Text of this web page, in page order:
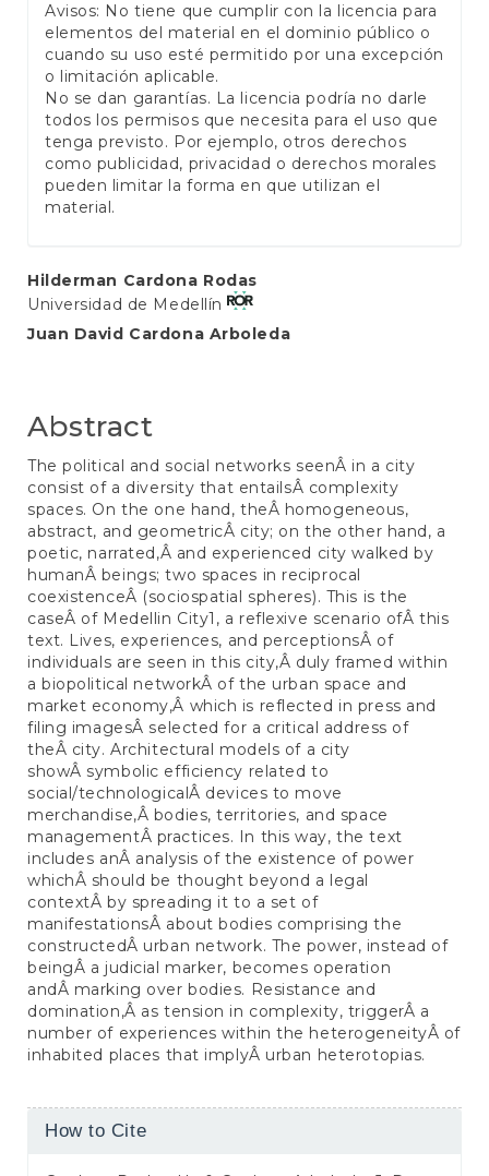
Avisos: No tiene que cumplir con la licencia para
elementos del material en el dominio público o
cuando su uso esté permitido por una excepción
o limitación aplicable.
No se dan garantías. La licencia podría no darle
todos los permisos que necesita para el uso que
tenga previsto. Por ejemplo, otros derechos
como publicidad, privacidad o derechos morales
pueden limitar la forma en que utilizan el
material.
Main
Article
Hilderman Cardona Rodas
Universidad de Medellín
Juan David Cardona Arboleda
Abstract
The political and social networks seenÂ in a city
consist of a diversity that entailsÂ complexity
spaces. On the one hand, theÂ homogeneous,
abstract, and geometricÂ city; on the other hand, a
poetic, narrated,Â and experienced city walked by
humanÂ beings; two spaces in reciprocal
coexistenceÂ (sociospatial spheres). This is the
caseÂ of Medellin City1, a reflexive scenario ofÂ this
text. Lives, experiences, and perceptionsÂ of
individuals are seen in this city,Â duly framed within
a biopolitical networkÂ of the urban space and
market economy,Â which is reflected in press and
filing imagesÂ selected for a critical address of
theÂ city. Architectural models of a city
showÂ symbolic efficiency related to
social/technologicalÂ devices to move
merchandise,Â bodies, territories, and space
managementÂ practices. In this way, the text
includes anÂ analysis of the existence of power
whichÂ should be thought beyond a legal
contextÂ by spreading it to a set of
manifestationsÂ about bodies comprising the
constructedÂ urban network. The power, instead of
beingÂ a judicial marker, becomes operation
andÂ marking over bodies. Resistance and
domination,Â as tension in complexity, triggerÂ a
number of experiences within the heterogeneityÂ of
inhabited places that implyÂ urban heterotopias.
Article
How to Cite